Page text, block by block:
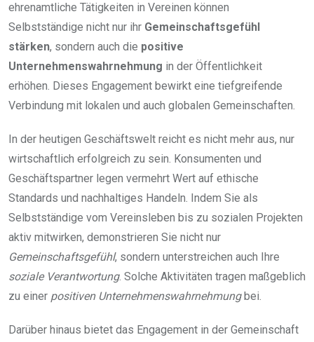
ehrenamtliche Tätigkeiten in Vereinen können
Selbstständige nicht nur ihr Gemeinschaftsgefühl
stärken, sondern auch die positive
Unternehmenswahrnehmung in der Öffentlichkeit
erhöhen. Dieses Engagement bewirkt eine tiefgreifende
Verbindung mit lokalen und auch globalen Gemeinschaften.
In der heutigen Geschäftswelt reicht es nicht mehr aus, nur
wirtschaftlich erfolgreich zu sein. Konsumenten und
Geschäftspartner legen vermehrt Wert auf ethische
Standards und nachhaltiges Handeln. Indem Sie als
Selbstständige vom Vereinsleben bis zu sozialen Projekten
aktiv mitwirken, demonstrieren Sie nicht nur
Gemeinschaftsgefühl, sondern unterstreichen auch Ihre
soziale Verantwortung. Solche Aktivitäten tragen maßgeblich
zu einer positiven Unternehmenswahrnehmungbei.
Darüber hinaus bietet das Engagement in der Gemeinschaft